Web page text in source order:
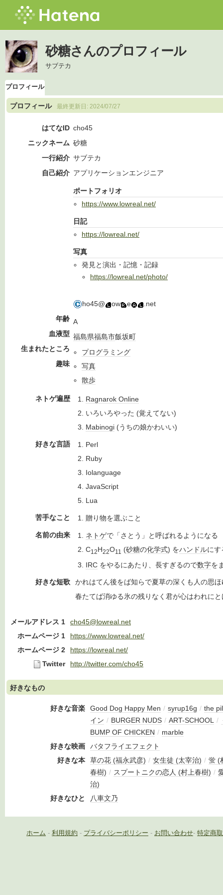
砂糖さんのプロフィール
サブテカ
プロフィール
プロフィール 最終更新日: 2024/07/27
はてなID cho45
ニックネーム 砂糖
一行紹介 サブテカ
自己紹介 アプリケーションエンジニア
ポートフォリオ
https://www.lowreal.net/
日記
https://lowreal.net/
写真
発見と演出・記憶・記録
https://lowreal.net/photo/
ho45@ ow e
.net
年齢
血液型
A
生まれたところ
福島県福島市飯坂町
趣味
プログラミング
写真
散歩
ネトゲ遍歴
Ragnarok Online
いろいろやった (覚えてない)
Mabinogi (うちの娘かわいい)
好きな言語
Perl
Ruby
Iolanguage
JavaScript
Lua
苦手なこと 贈り物を選ぶこと
名前の由来 ネトゲで「さとう」と呼ばれるようになる
C12H22O11 (砂糖の化学式) をハンドルにす
IRC をやるにあたり、長すぎるので数字を
好きな短歌
かれはてん後をば知らで夏草の深くも人の思
春たてば消ゆる氷の残りなく君が心はわれに
メールアドレス 1
cho45@lowreal.net
ホームページ 1
https://www.lowreal.net/
ホームページ 2
https://lowreal.net/
Twitter
http://twitter.com/cho45
好きなもの
好きな音楽 Good Dog Happy Men / syrup16g / the
イン / BURGER NUDS / ART-SCHOOL /
BUMP OF CHICKEN / marble
好きな映画
バタフライエフェクト
好きな本
草の花 (福永武彦) / 女生徒 (太宰治) / 蛍 (
春樹) / スプートニクの恋人 (村上春樹) /
治)
好きなひと
八車文乃
ホーム - 利用規約 - プライバシーポリシー - お問い合わせ- 特定商